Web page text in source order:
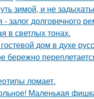
зимой, и не
- залог долговечного
в светлых тонах.
дом в духе
бережно
ломает.
Маленькая